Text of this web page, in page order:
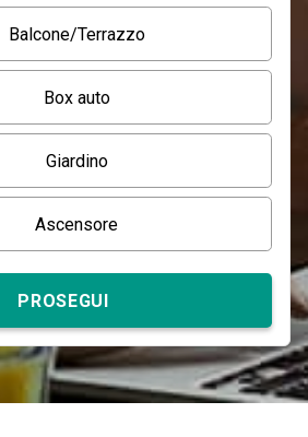
Balcone/Terrazzo
Box auto
Giardino
Ascensore
PROSEGUI